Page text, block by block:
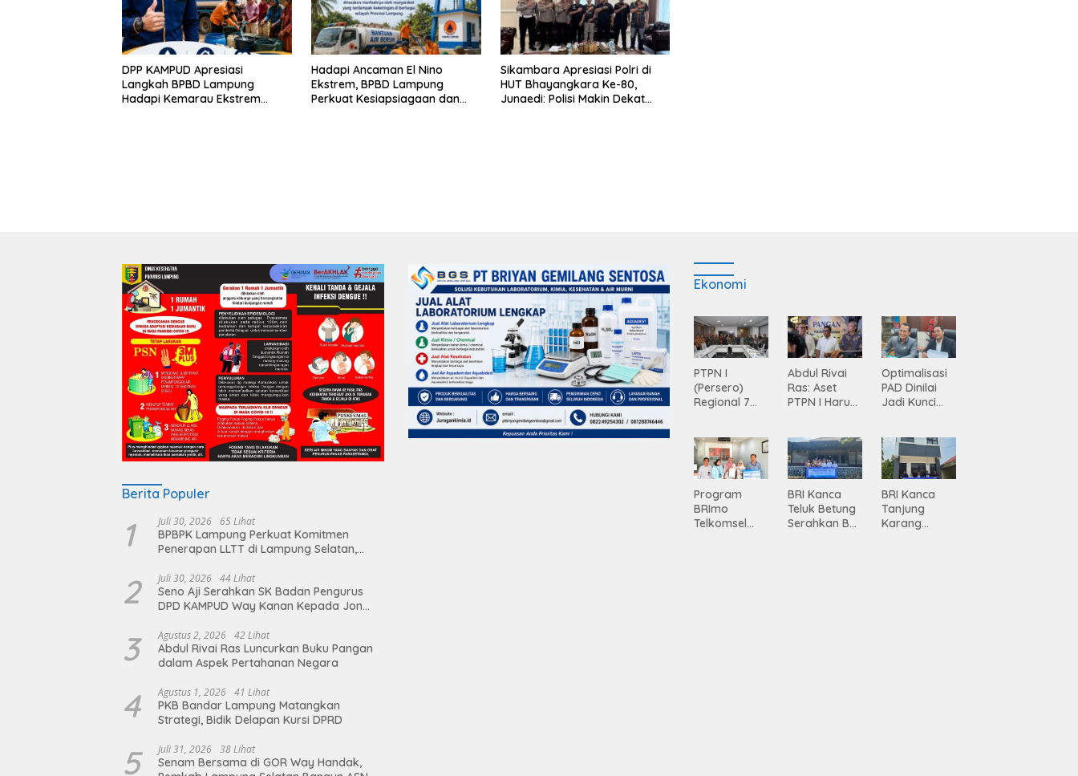
DPP KAMPUD Apresiasi
Langkah BPBD Lampung
Hadapi Kemarau Ekstrem
Hadapi Ancaman El Nino
Ekstrem, BPBD Lampung
Perkuat Kesiapsiagaan dan
Sikambara Apresiasi Polri di
HUT Bhayangkara Ke-80,
Junaedi: Polisi Makin Dekat
Berita Populer
1 Juli 30, 2026 65 Lihat
BPBPK Lampung Perkuat Komitmen
Penerapan LLTT di Lampung Selatan,
dan Berkelanjutan
2 Juli 30, 2026 44 Lihat
Seno Aji Serahkan SK Badan Pengurus
DPD KAMPUD Way Kanan Kepada Jon
3 Agustus 2, 2026 42 Lihat
Abdul Rivai Ras Luncurkan Buku Pangan
dalam Aspek Pertahanan Negara
4 Agustus 1, 2026 41 Lihat
PKB Bandar Lampung Matangkan
Strategi, Bidik Delapan Kursi DPRD
5 Juli 31, 2026 38 Lihat
Senam Bersama di GOR Way Handak,
Ekonomi
PTPN I
(Persero)
Regional 7
Pengamanan
Aset dari
Holding
Abdul Rivai
Ras: Aset
PTPN I Harus
Optimalisasi
PAD Dinilai
Jadi Kunci
n
Infrastruktur
Lampung
Program
BRImo
Telkomsel
BRI Kanca
Teluk Betung
Serahkan BRI
BRI Kanca
Tanjung
Karang